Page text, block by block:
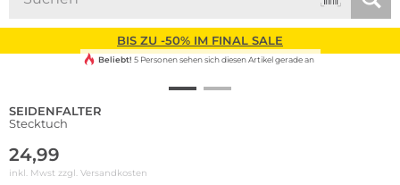
BIS ZU -50% IM FINAL SALE
Beliebt! 5 Personen sehen sich diesen Artikel gerade an
SEIDENFALTER
Stecktuch
24,99
inkl. Mwst zzgl. Versandkosten